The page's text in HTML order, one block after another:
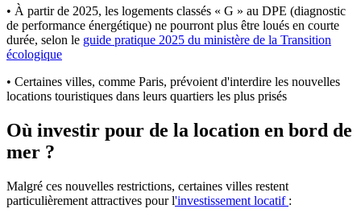
• À partir de 2025, les logements classés « G » au DPE (diagnostic
de performance énergétique) ne pourront plus être loués en courte
durée, selon le guide pratique 2025 du ministère de la Transition
écologique
• Certaines villes, comme Paris, prévoient d'interdire les nouvelles
locations touristiques dans leurs quartiers les plus prisés
Où investir pour de la location en bord de
mer ?
Malgré ces nouvelles restrictions, certaines villes restent
particulièrement attractives pour l'investissement locatif :